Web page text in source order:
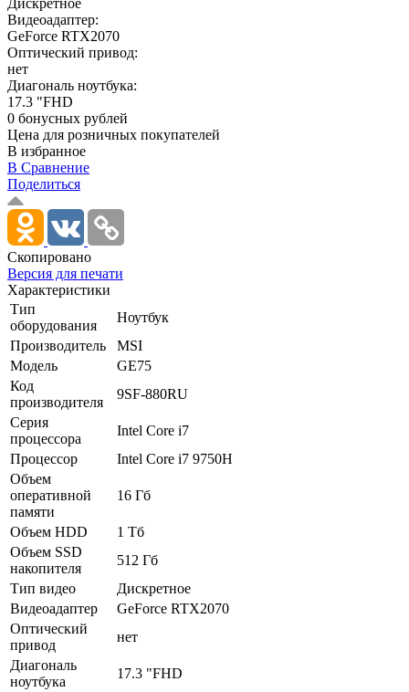
Видеоадаптер:
GeForce RTX2070
Оптический привод:
нет
Диагональ ноутбука:
17.3 "FHD
0 бонусных рублей
Цена для розничных покупателей
В избранное
В Сравнение
Поделиться
Скопировано
Версия для печати
Характеристики
Тип
оборудования
Ноутбук
Производитель
MSI
Модель
GE75
Код
производителя
9SF-880RU
Серия
процессора
Intel Core i7
Процессор
Intel Core i7 9750H
Объем
оперативной
памяти
16 Гб
Объем HDD
1 Тб
Объем SSD
накопителя
512 Гб
Тип видео
Дискретное
Видеоадаптер
GeForce RTX2070
Оптический
привод
нет
Диагональ
ноутбука
17.3 "FHD